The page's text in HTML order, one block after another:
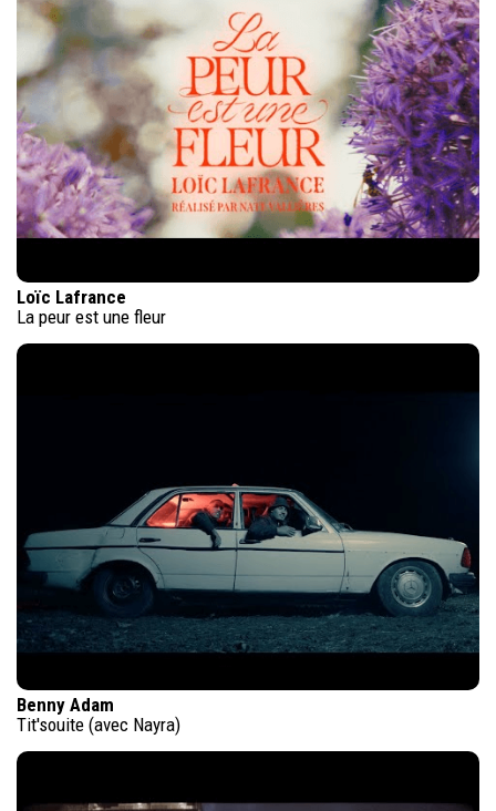
Loïc Lafrance
La peur est une fleur
Benny Adam
Tit'souite (avec Nayra)